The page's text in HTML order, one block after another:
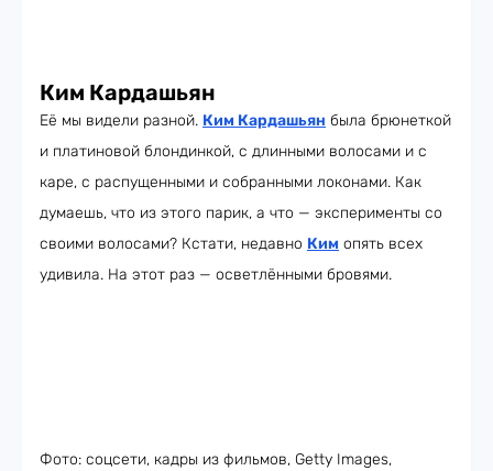
Ким Кардашьян
Её мы видели разной. Ким Кардашьян была брюнеткой
и платиновой блондинкой, с длинными волосами и с
каре, с распущенными и собранными локонами. Как
думаешь, что из этого парик, а что — эксперименты со
своими волосами? Кстати, недавно Ким опять всех
удивила. На этот раз — осветлёнными бровями.
Фото: соцсети, кадры из фильмов, Getty Images,